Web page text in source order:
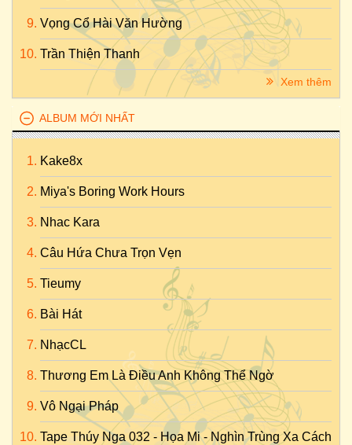
Vọng Cổ Hài Văn Hường
Trần Thiện Thanh
Xem thêm
ALBUM MỚI NHẤT
Kake8x
Miya's Boring Work Hours
Nhac Kara
Câu Hứa Chưa Trọn Vẹn
Tieumy
Bài Hát
NhạcCL
Thương Em Là Điều Anh Không Thể Ngờ
Vô Ngại Pháp
Tape Thúy Nga 032 - Họa Mi - Nghìn Trùng Xa Cách